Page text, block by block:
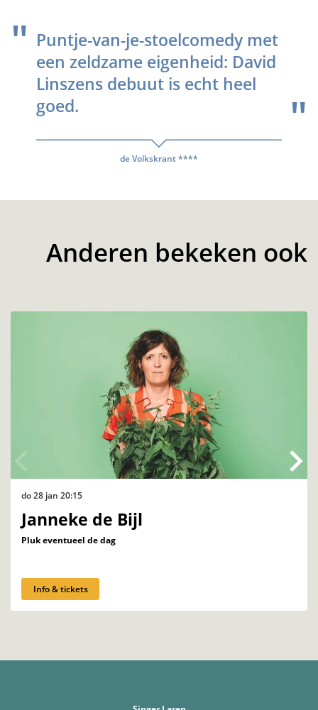
Puntje-van-je-stoelcomedy met
een zeldzame eigenheid: David
Linszens debuut is echt heel
goed.
de Volkskrant ****
Anderen bekeken ook
Janneke de Bijl
Pluk eventueel de dag
do 28 jan 20:15
Info & tickets